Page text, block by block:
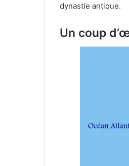
dynastie antique.
Un coup